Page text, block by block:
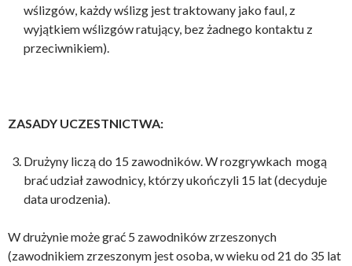
wślizgów, każdy wślizg jest traktowany jako faul, z
wyjątkiem wślizgów ratujący, bez żadnego kontaktu z
przeciwnikiem).
ZASADY UCZESTNICTWA:
Drużyny liczą do 15 zawodników. W rozgrywkach mogą
brać udział zawodnicy, którzy ukończyli 15 lat (decyduje
data urodzenia).
W drużynie może grać 5 zawodników zrzeszonych
(zawodnikiem zrzeszonym jest osoba, w wieku od 21 do 35 lat